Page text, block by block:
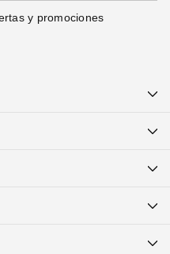
y promociones